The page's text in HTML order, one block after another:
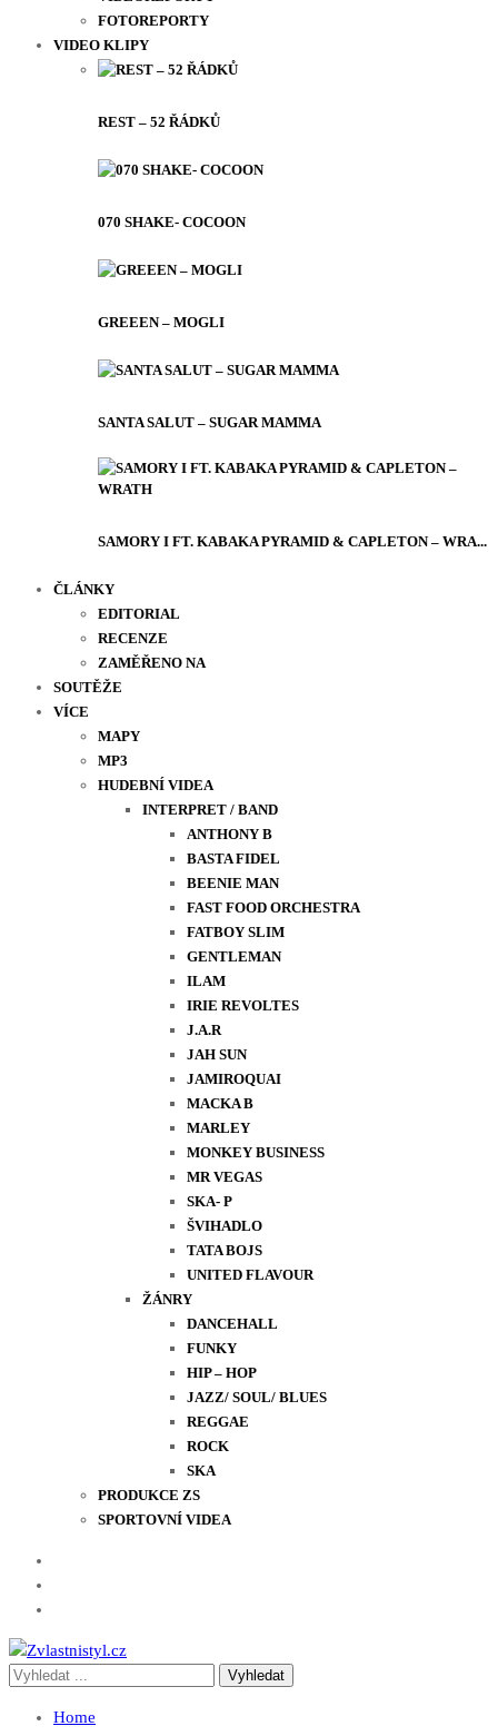
FOTOREPORTY
VIDEO KLIPY
REST – 52 ŘÁDKŮ
070 SHAKE- COCOON
GREEEN – MOGLI
SANTA SALUT – SUGAR MAMMA
SAMORY I FT. KABAKA PYRAMID & CAPLETON – WRA...
ČLÁNKY
EDITORIAL
RECENZE
ZAMĚŘENO NA
SOUTĚŽE
VÍCE
MAPY
MP3
HUDEBNÍ VIDEA
INTERPRET / BAND
ANTHONY B
BASTA FIDEL
BEENIE MAN
FAST FOOD ORCHESTRA
FATBOY SLIM
GENTLEMAN
ILAM
IRIE REVOLTES
J.A.R
JAH SUN
JAMIROQUAI
MACKA B
MARLEY
MONKEY BUSINESS
MR VEGAS
SKA- P
ŠVIHADLO
TATA BOJS
UNITED FLAVOUR
ŽÁNRY
DANCEHALL
FUNKY
HIP – HOP
JAZZ/ SOUL/ BLUES
REGGAE
ROCK
SKA
PRODUKCE ZS
SPORTOVNÍ VIDEA
Zvlastnistyl.cz
Pramen kultury, zábavy a životního stylu
Vyhledávání
Home